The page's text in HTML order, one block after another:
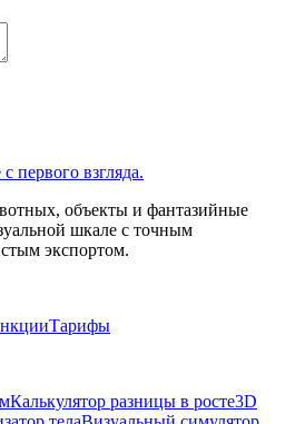
первого взгляда.
объекты и фантазийные
шкале с точным
экспортом.
Тарифы
Калькулятор разницы в росте3D